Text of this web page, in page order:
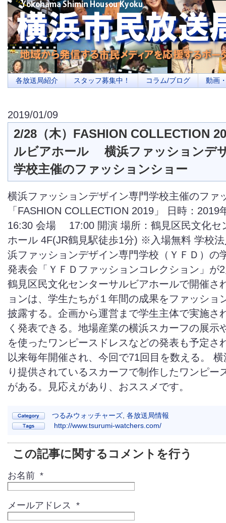
横浜の地域メディア、地域・市民・放送局・メディアを応援するポータルサ
を目指します
各放送局紹介 スタッフ募集中！ コラム/ブログ 動画
2019/01/09
2/28（木）FASHION COLLECTION
ルビアホール 横浜ファッションデ
学校主催のファッションショー
横浜ファッションデザイン専門学校主催のファ
「FASHION COLLECTION 2019」 日時：
16:30 会場 17:00 開演 場所：鶴見区民文化セ
ホール 4F(JR鶴見駅徒歩1分) ※入場無料 学校
浜ファッションデザイン専門学校（ＹＦＤ）の
発表会「ＹＦＤファッションコレクション」
鶴見区民文化センターサルビアホールで開催さ
ョンは、学生たちが１年間の成果をファッショ
披露する。企画から運営まで学生主体で実施さ
く発表できる。地場産業の横浜スカーフの展示
を使ったワンピースドレスなどの発表も予定さ
以来毎年開催され、今回で71回目を数える。
り提供されているスカーフで制作したワンピー
がある。見応えがあり、おススメです。
つるみウォッチャーズ 各放送局情報
http://www.tsurumi-watchers.com/
この記事に関するコメントを行う
お名前 *
メールアドレス *